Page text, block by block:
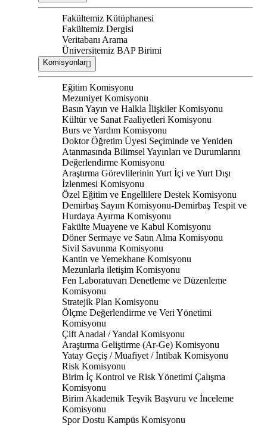
Fakültemiz Kütüphanesi
Fakültemiz Dergisi
Veritabanı Arama
Üniversitemiz BAP Birimi
Komisyonlar
Eğitim Komisyonu
Mezuniyet Komisyonu
Basın Yayın ve Halkla İlişkiler Komisyonu
Kültür ve Sanat Faaliyetleri Komisyonu
Burs ve Yardım Komisyonu
Doktor Öğretim Üyesi Seçiminde ve Yeniden
Atanmasında Bilimsel Yayınları ve Durumlarını
Değerlendirme Komisyonu
Araştırma Görevlilerinin Yurt İçi ve Yurt Dışı
İzlenmesi Komisyonu
Özel Eğitim ve Engellilere Destek Komisyonu
Demirbaş Sayım Komisyonu-Demirbaş Tespit ve
Hurdaya Ayırma Komisyonu
Fakülte Muayene ve Kabul Komisyonu
Döner Sermaye ve Satın Alma Komisyonu
Sivil Savunma Komisyonu
Kantin ve Yemekhane Komisyonu
Mezunlarla iletişim Komisyonu
Fen Laboratuvarı Denetleme ve Düzenleme
Komisyonu
Stratejik Plan Komisyonu
Ölçme Değerlendirme ve Veri Yönetimi
Komisyonu
Çift Anadal / Yandal Komisyonu
Araştırma Geliştirme (Ar-Ge) Komisyonu
Yatay Geçiş / Muafiyet / İntibak Komisyonu
Risk Komisyonu
Birim İç Kontrol ve Risk Yönetimi Çalışma
Komisyonu
Birim Akademik Teşvik Başvuru ve İnceleme
Komisyonu
Spor Dostu Kampüs Komisyonu